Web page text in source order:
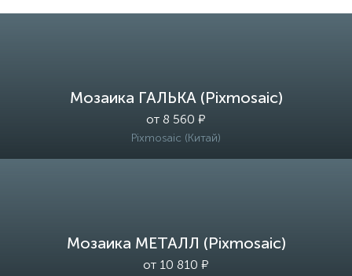
Мозаика ГАЛЬКА (Pixmosaic)
от 8 560 ₽
Pixmosaic (Китай)
Мозаика МЕТАЛЛ (Pixmosaic)
от 10 810 ₽